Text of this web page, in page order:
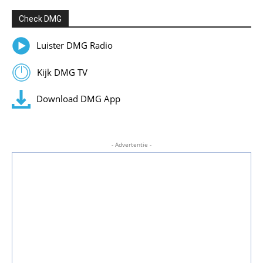
Check DMG
Luister DMG Radio
Kijk DMG TV
Download DMG App
- Advertentie -